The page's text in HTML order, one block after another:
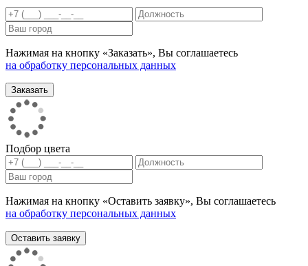
Нажимая на кнопку «Заказать», Вы соглашаетесь
на обработку персональных данных
Подбор цвета
Нажимая на кнопку «Оставить заявку», Вы соглашаетесь
на обработку персональных данных